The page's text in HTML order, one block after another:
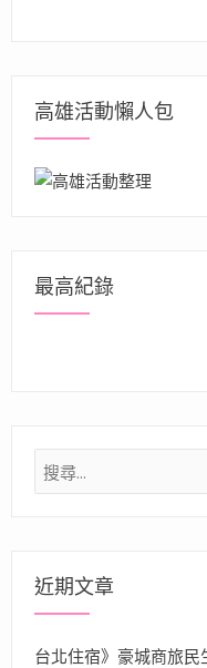
高雄活動懶人包
最高紀錄
搜
尋
近期文章
台北住宿》豪城商旅